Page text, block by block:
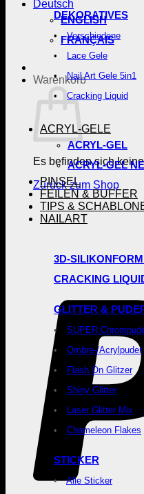
Deutsch
ENGLISH
FRANÇAIS
Warenkorb
Es befinden sich
Zurück zum Shop
DEKORATIVES
Verschiedene
Lace Gele
Nail Art Gele 5in1
Cracking Liquid
ACRYL-GELE
ACRYL-GEL
ACRYL-GEL
PINSEL
FEILEN & BUFFER
TIPS &
NAILART
3D-
CRACKING
GLITTER &
SUPER
Ombre-/Acrylpuder
Flash On Glitzer
Shiny Glitter
Laser Glitter Mix
Chameleon Flakes
STICKER
Alle Sticker